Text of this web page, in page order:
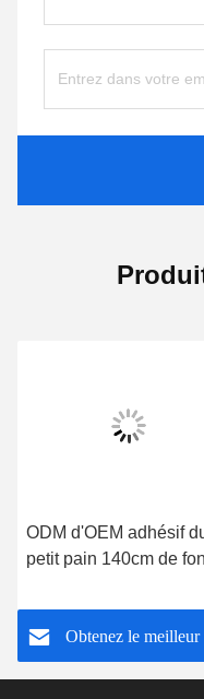
ODM d'OEM adhésif
petit pain 140cm de
colle de tissu chaud de
film pour coller la
d'Ipad
Obtenez le